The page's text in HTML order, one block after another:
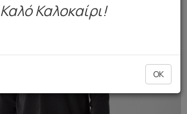
Καλό Καλοκαίρι!
OK